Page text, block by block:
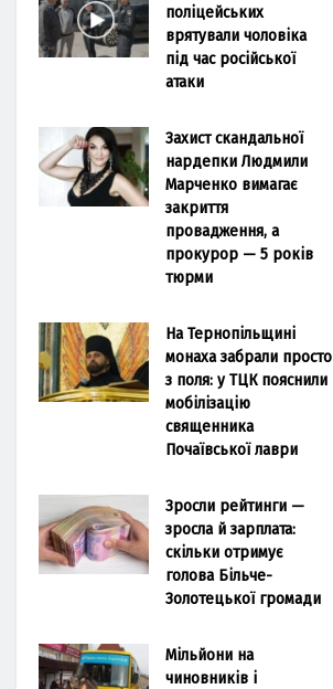
поліцейських
врятували чоловіка
під час російської
атаки
Захист скандальної
нардепки Людмили
Марченко вимагає
закриття
провадження, а
прокурор — 5 років
тюрми
На Тернопільщині
монаха забрали просто
з поля: у ТЦК пояснили
мобілізацію
священника
Почаївської лаври
Зросли рейтинги —
зросла й зарплата:
скільки отримує
голова Більче-
Золотецької громади
Мільйони на
чиновників і